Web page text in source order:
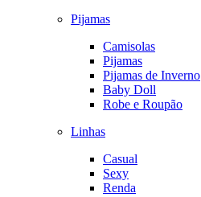
Pijamas
Camisolas
Pijamas
Pijamas de Inverno
Baby Doll
Robe e Roupão
Linhas
Casual
Sexy
Renda